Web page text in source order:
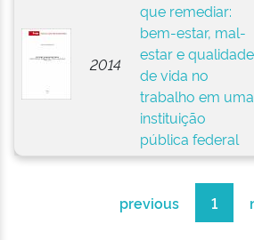
2014
que remediar:
bem-estar, mal-
estar e qualidade
de vida no
trabalho em uma
instituição
pública federal
previous 1